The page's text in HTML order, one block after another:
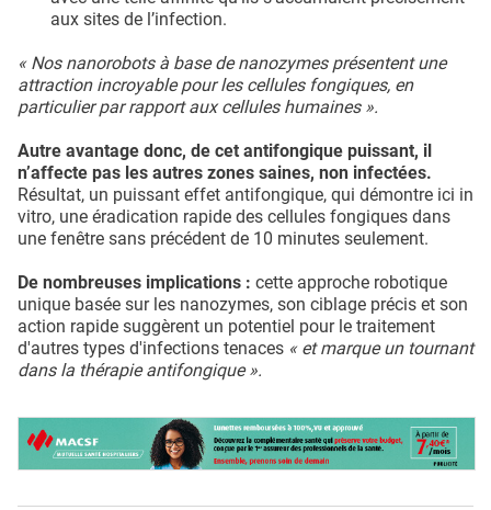
aux sites de l’infection.
« Nos nanorobots à base de nanozymes présentent une
attraction incroyable pour les cellules fongiques, en
particulier par rapport aux cellules humaines ».
Autre avantage donc, de cet antifongique puissant, il
n’affecte pas les autres zones saines, non infectées.
Résultat, un puissant effet antifongique, qui démontre ici in
vitro, une éradication rapide des cellules fongiques dans
une fenêtre sans précédent de 10 minutes seulement.
De nombreuses implications : cette approche robotique
unique basée sur les nanozymes, son ciblage précis et son
action rapide suggèrent un potentiel pour le traitement
d'autres types d'infections tenaces « et marque un tournant
dans la thérapie antifongique ».